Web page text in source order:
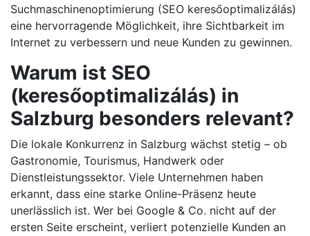
Suchmaschinenoptimierung (SEO keresőoptimalizálás)
eine hervorragende Möglichkeit, ihre Sichtbarkeit im
Internet zu verbessern und neue Kunden zu gewinnen.
Warum ist SEO
(keresőoptimalizálás) in
Salzburg besonders relevant?
Die lokale Konkurrenz in Salzburg wächst stetig – ob
Gastronomie, Tourismus, Handwerk oder
Dienstleistungssektor. Viele Unternehmen haben
erkannt, dass eine starke Online-Präsenz heute
unerlässlich ist. Wer bei Google & Co. nicht auf der
ersten Seite erscheint, verliert potenzielle Kunden an